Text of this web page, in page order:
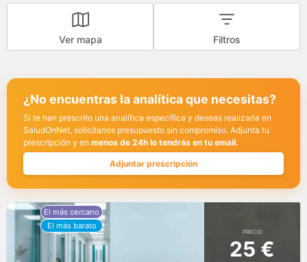
Ver mapa Filtros
¿No encuentras la analítica que necesitas?
Si te han prescrito una analítica específica y deseas realizarla en
SaludOnNet, solicítanos presupuesto sin compromiso. Adjunta tu
prescripción y en menos de 24h lo tendrás en tu email.
Adjuntar prescripción
PRECIO
25 €